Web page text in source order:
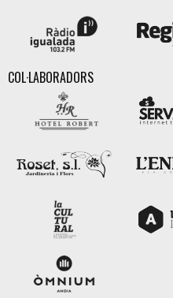
COL·LABORADORS